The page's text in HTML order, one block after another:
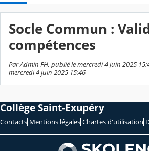
Socle Commun :
compétences
Par Admin FH, publié le mercredi 4 juin 2025
mercredi 4 juin 2025 15:46
Collège Saint-Exupéry
Contacts Mentions légales Chartes d'utilisation